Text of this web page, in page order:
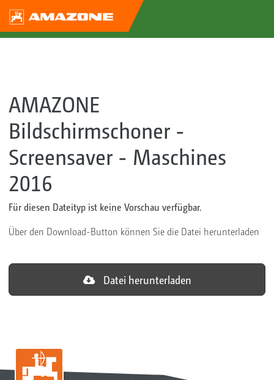
AMAZONE
Bildschirmschoner -
Screensaver - Maschines
2016
Für diesen Dateityp ist keine Vorschau verfügbar.
Über den Download-Button können Sie die Datei herunterladen
Datei herunterladen